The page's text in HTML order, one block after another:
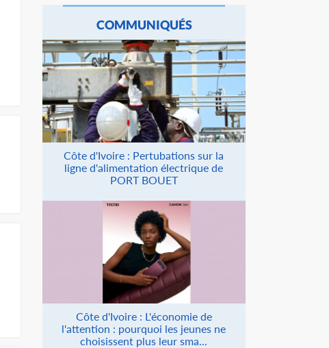
COMMUNIQUÉS
Côte d'Ivoire : Pertubations sur la
ligne d'alimentation électrique de
PORT BOUET
Côte d'Ivoire : L'économie de
l'attention : pourquoi les jeunes ne
choisissent plus leur sma...